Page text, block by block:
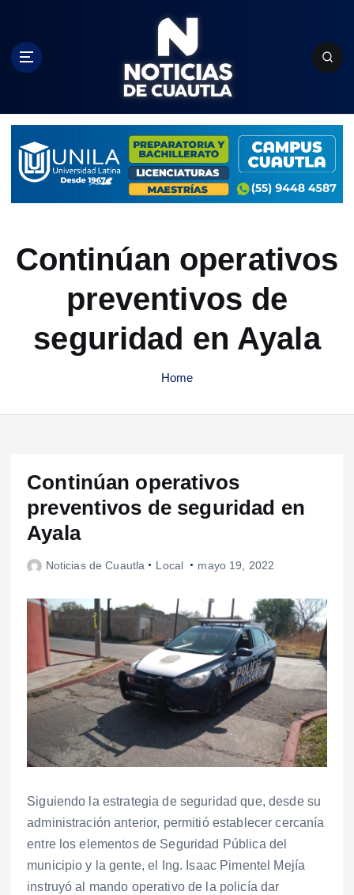
c
Continúan operativos
preventivos de
seguridad en Ayala
Home
Continúan operativos
preventivos de seguridad en
Ayala
Noticias de Cuautla Local mayo 19, 2022
Siguiendo la estrategia de seguridad que, desde su
administración anterior, permitió establecer cercanía
entre los elementos de Seguridad Pública del
municipio y la gente, el Ing. Isaac Pimentel Mejía
instruyó al mando operativo de la policía dar